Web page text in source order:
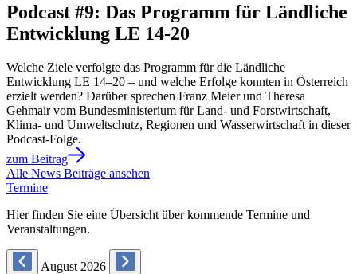
Podcast #9: Das Programm für Ländliche
Entwicklung LE 14-20
Welche Ziele verfolgte das Programm für die Ländliche
Entwicklung LE 14–20 – und welche Erfolge konnten in Österreich
erzielt werden? Darüber sprechen Franz Meier und Theresa
Gehmair vom Bundesministerium für Land- und Forstwirtschaft,
Klima- und Umweltschutz, Regionen und Wasserwirtschaft in dieser
Podcast-Folge.
zum Beitrag
Alle News Beiträge ansehen
Termine
Hier finden Sie eine Übersicht über kommende Termine und
Veranstaltungen.
August 2026